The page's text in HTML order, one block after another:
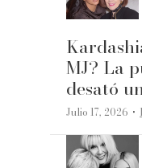
MJ? La
desató
Julio 17, 2026 ·